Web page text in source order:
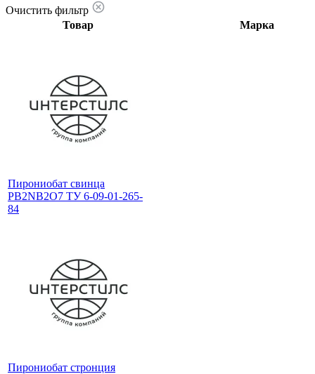
Очистить фильтр
Товар
Марка
Пирониобат свинца
PB2NB2O7 ТУ 6-09-01-265-
84
Пирониобат стронция